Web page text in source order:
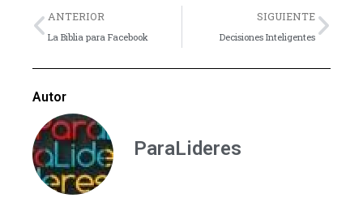
Previo
ANTERIOR
La Biblia para Facebook
SIGUIENTE
Decisiones Inteligentes
Autor
ParaLideres